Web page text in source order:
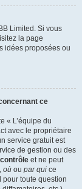
Limited. Si vous
la page
idées proposées ou
ce
« L’équipe du
avec le propriétaire
service gratuit est
de gestion ou des
et ne peut
, où ou par qui ce
pour toute question